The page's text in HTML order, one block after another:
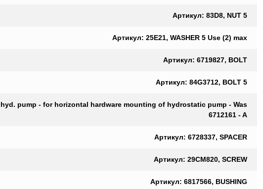
Артикул: 83D8, NUT 5
Артикул: 25E21, WASHER 5 Use (2) max
Артикул: 6719827, BOLT
Артикул: 84G3712, BOLT 5
hyd. pump - for horizontal hardware mounting of hydrostatic pump - Was
6712161 - A
Артикул: 6728337, SPACER
Артикул: 29CM820, SCREW
Артикул: 6817566, BUSHING